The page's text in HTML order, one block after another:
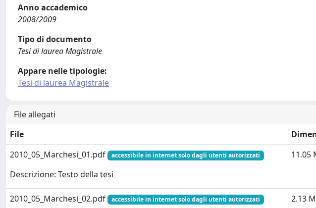
Anno accademico
2008/2009
Tipo di documento
Tesi di laurea Magistrale
Appare nelle tipologie:
Tesi di laurea Magistrale
File allegati
File
2010_05_Marchesi_01.pdf
accessibile in internet solo dagli utenti autorizzati
Descrizione: Testo della tesi
11.05
2010_05_Marchesi_02.pdf accessibile in internet solo dagli utenti autorizzati 2.13